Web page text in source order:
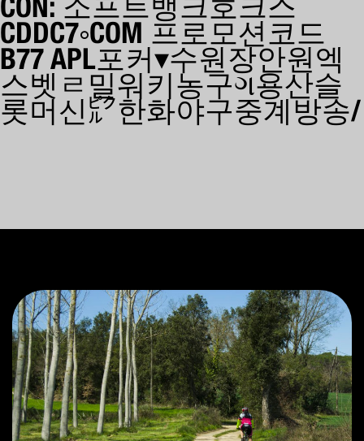
CDDC7༚COM 프로모션코드
B77 APL포커▾수원장안원엑
스벳ㄹ밀워키농구ગ용산슬
롯머신㌯한화야구중계방송/